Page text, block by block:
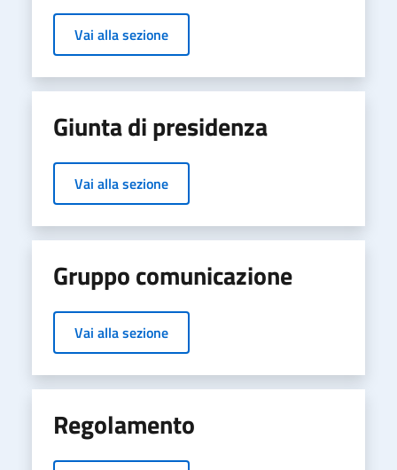
Vai alla sezione
Giunta di presidenza
Vai alla sezione
Gruppo comunicazione
Vai alla sezione
Regolamento